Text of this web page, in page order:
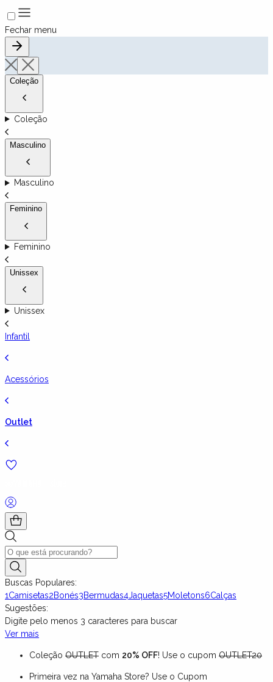
Fechar menu
Coleção
Coleção
Masculino
Masculino
Feminino
Feminino
Unissex
Unissex
Infantil
Acessórios
Outlet
Buscas Populares:
1Camisetas2Bonés3Bermudas4Jaquetas5Moletons6Calças
Sugestões:
Digite pelo menos 3 caracteres para buscar
Ver mais
Coleção OUTLET com 20% OFF! Use o cupom OUTLET20
Primeira vez na Yamaha Store? Use o Cupom